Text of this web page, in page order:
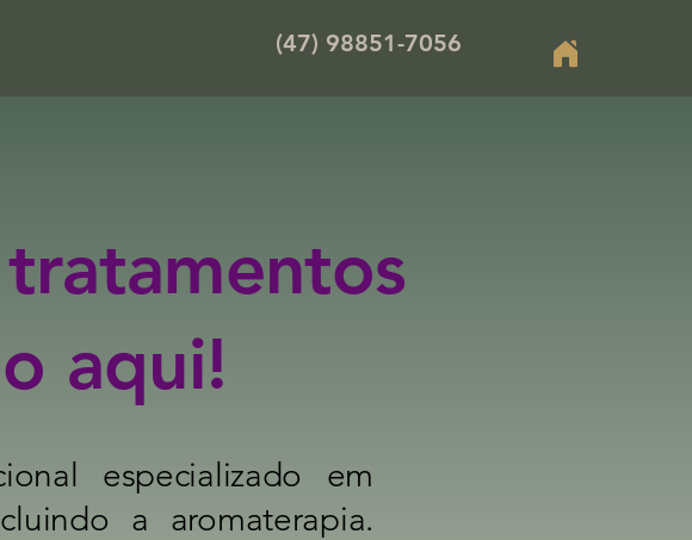
(47) 98851-7056
aqui!
especializado em
a aromaterapia.